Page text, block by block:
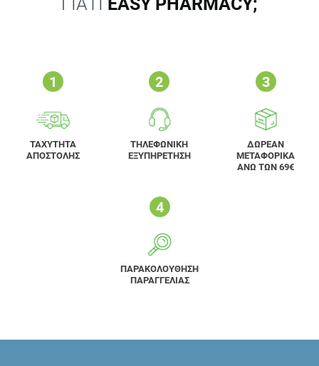
ΤΑΧΥΤΗΤΑ
ΑΠΟΣΤΟΛΗΣ
ΤΗΛΕΦΩΝΙΚΗ
ΕΞΥΠΗΡΕΤΗΣΗ
ΔΩΡΕΑΝ
ΜΕΤΑΦΟΡΙΚΑ
ΑΝΩ ΤΩΝ 69€
ΠΑΡΑΚΟΛΟΥΘΗΣΗ
ΠΑΡΑΓΓΕΛΙΑΣ